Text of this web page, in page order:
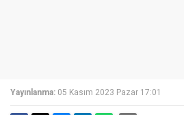
Yayınlanma: 05 Kasım 2023 Pazar 17:01